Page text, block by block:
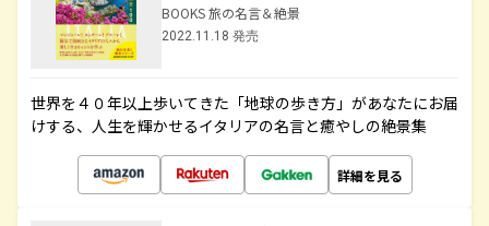
BOOKS 旅の名言＆絶景
2022.11.18 発売
世界を４０年以上歩いてきた「地球の歩き方」があなたにお届
けする、人生を輝かせるイタリアの名言と癒やしの絶景集
詳細を見る